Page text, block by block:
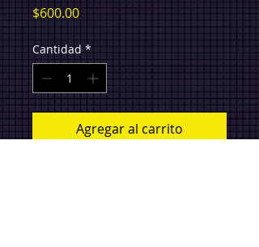
$600.00Precio
Cantidad *
Agregar al carrito